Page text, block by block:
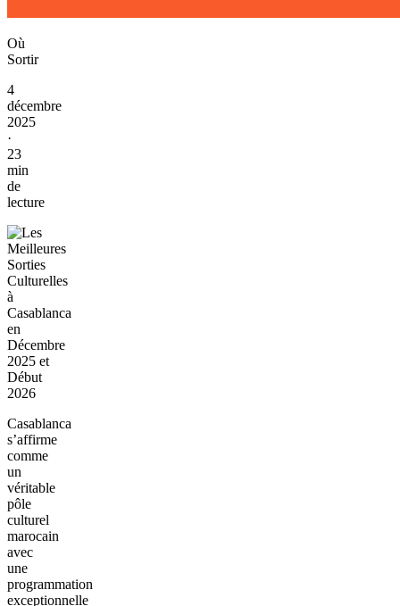
Où
Sortir
4
décembre
2025
·
23
min
de
lecture
Casablanca
s’affirme
comme
un
véritable
pôle
culturel
marocain
avec
une
programmation
exceptionnelle